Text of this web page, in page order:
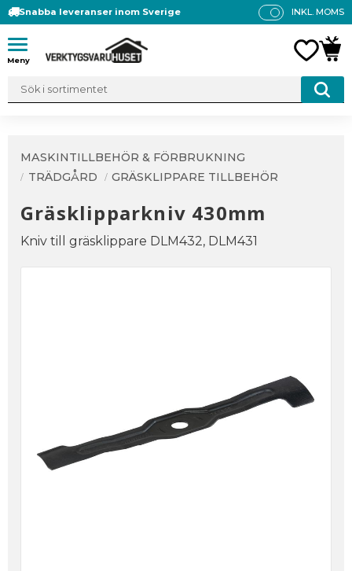
Meny
Snabba leveranser inom Sverige
P
S
INKL. MOMS
MASKINTILLBEHÖR & FÖRBRUKNING
TRÄDGÅRD
GRÄSKLIPPARE TILLBEHÖR
Gräsklipparkniv 430mm
Kniv till gräsklippare DLM432, DLM431